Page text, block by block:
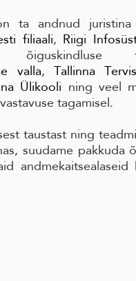
ta andnud
filiaali, Riigi
valla,Tallinna
Ülikooli ning veel
tagamisel.
taustast ning
suudame pakkuda